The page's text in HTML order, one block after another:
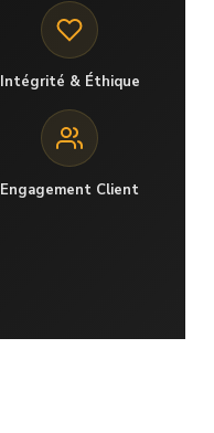
Intégrité & Éthique
Engagement Client